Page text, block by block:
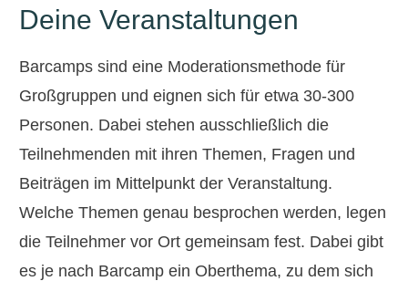
Deine Veranstaltungen
Barcamps sind eine Moderationsmethode für
Großgruppen und eignen sich für etwa 30-300
Personen. Dabei stehen ausschließlich die
Teilnehmenden mit ihren Themen, Fragen und
Beiträgen im Mittelpunkt der Veranstaltung.
Welche Themen genau besprochen werden, legen
die Teilnehmer vor Ort gemeinsam fest. Dabei gibt
es je nach Barcamp ein Oberthema, zu dem sich